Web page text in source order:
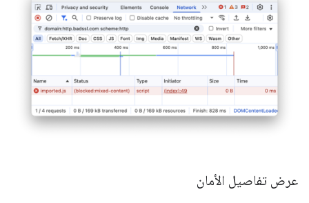
عرض تفاصيل الأمان